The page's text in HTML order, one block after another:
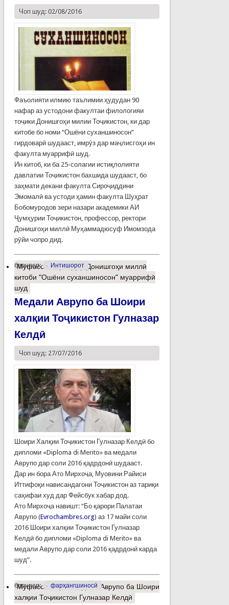
Чоп шуд: 02/08/2016
Фаъолияти илмию таълимии ҳудудан 90
нафар аз устодони факултаи филологияи
тоҷики Донишгоҳи милии Тоҷикистон, ки дар
китобе бо номи “Ошёни суханшиносон”
гирдоварӣ шудааст, имрӯз дар маҷлисгоҳи ин
факулта муаррифӣ шуд.
Ин китоб, ки ба 25-солагии истиқлолияти
давлатии Тоҷикистон бахшида шудааст, бо
заҳмати декани факулта Сироҷиддини
Эмомалӣ ва устоди ҳамин факулта Шуҳрат
Бобомуродов зери назари академики АИ
Ҷумҳурии Тоҷикистон, профессор, ректори
Донишгоҳи миллӣ Муҳаммадюсуф Имомзода
рӯйи чопро дид.
барчасп: Интишорот
Муфассалтаро Дар Донишгоҳи миллӣ
китоби “Ошёни суханшиносон” муаррифӣ
шуд
Медали Аврупо ба Шоири
халқии Тоҷикистон Гулназар
Келдӣ
Чоп шуд: 27/07/2016
Шоири Халқии Тоҷикистон Гулназар Келдӣ бо
дипломи «Diploma di Merito» ва медали
Аврупо дар соли 2016 қадрдонӣ шудааст.
Дар ин бора Ато Мирхоҷа, Муовини Райиси
Иттифоқи нависандагони Тоҷикистон аз тариқи
саҳифаи худ дар Фейсбук хабар дод.
Ато Мирхоҷа навишт: “Бо қарори Палатаи
Аврупо (Evrochambres.org) аз 17 майи соли
2016 Шоири халқии Тоҷикистон Гулназар
Келдӣ бо дипломи «Diploma di Merito» ва
медали Аврупо дар соли 2016 қадрдонӣ карда
шуд”.
барчасп: фарҳангшиносӣ
Муфассалтаро Медали Аврупо ба Шоири
халқии Тоҷикистон Гулназар Келдӣ